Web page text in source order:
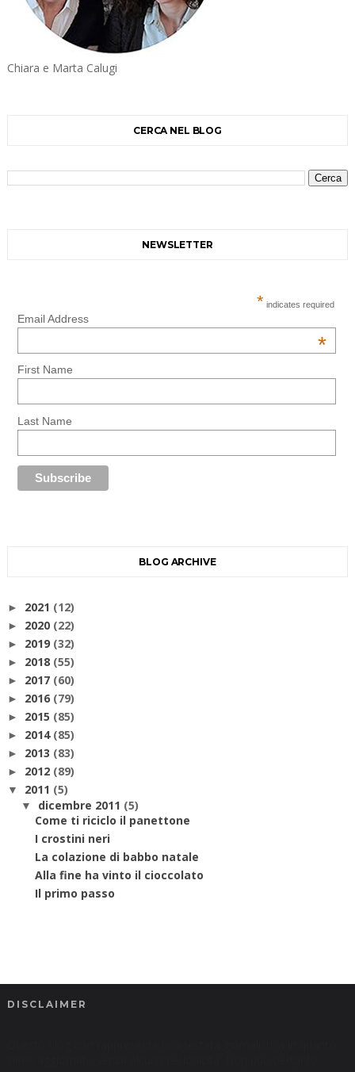
Chiara e Marta Calugi
CERCA NEL BLOG
NEWSLETTER
* indicates required
Email Address
*
First Name
Last Name
BLOG ARCHIVE
► 2021 (12)
► 2020 (22)
► 2019 (32)
► 2018 (55)
► 2017 (60)
► 2016 (79)
► 2015 (85)
► 2014 (85)
► 2013 (83)
► 2012 (89)
▼ 2011 (5)
▼ dicembre 2011 (5)
Come ti riciclo il panettone
I crostini neri
La colazione di babbo natale
Alla fine ha vinto il cioccolato
Il primo passo
DISCLAIMER